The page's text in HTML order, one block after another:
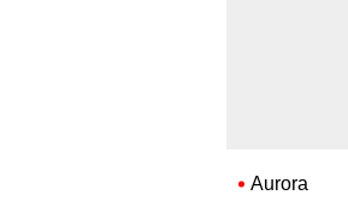
Aurora